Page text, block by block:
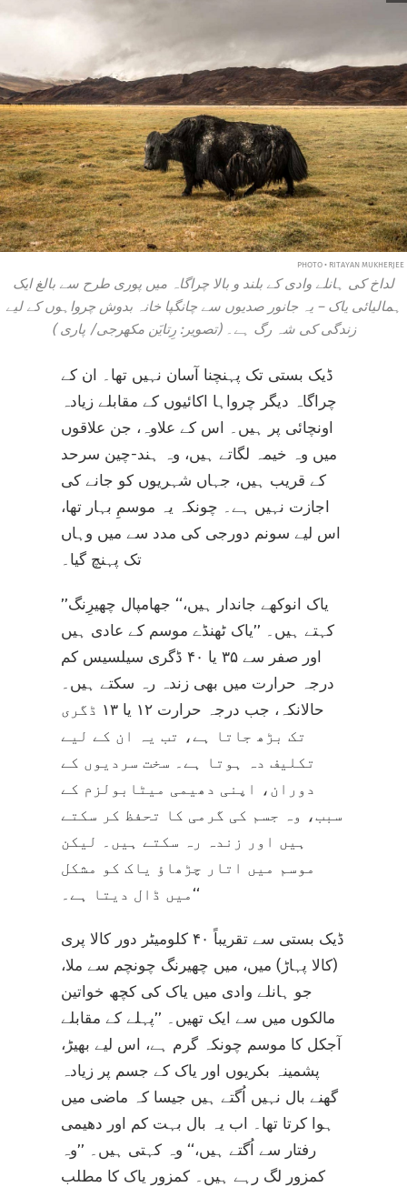
PHOTO • RITAYAN MUKHERJEE
لداخ کی ہانلے وادی کے بلند و بالا چراگاہ میں پوری طرح سے بالغ ایک
ہمالیائی یاک – یہ جانور صدیوں سے چانگپا خانہ بدوش چرواہوں کے لیے
زندگی کی شہ رگ ہے۔ (تصویر: رِتایَن مکھرجی/پاری)
ڈیک بستی تک پہنچنا آسان نہیں تھا۔ ان کے
چراگاہ دیگر چرواہا اکائیوں کے مقابلے زیادہ
اونچائی پر ہیں۔ اس کے علاوہ، جن علاقوں
میں وہ خیمہ لگاتے ہیں، وہ ہند-چین سرحد
کے قریب ہیں، جہاں شہریوں کو جانے کی
اجازت نہیں ہے۔ چونکہ یہ موسمِ بہار تھا،
اس لیے سونم دورجی کی مدد سے میں وہاں
تک پہنچ گیا۔
’’یاک انوکھے جاندار ہیں،‘‘ جھامپال چھیرِنگ
کہتے ہیں۔ ’’یاک ٹھنڈے موسم کے عادی ہیں
اور صفر سے ۳۵ یا ۴۰ ڈگری سیلسیس کم
درجہ حرارت میں بھی زندہ رہ سکتے ہیں۔
حالانکہ، جب درجہ حرارت ۱۲ یا ۱۳ ڈگری
تک بڑھ جاتا ہے، تب یہ ان کے لیے
تکلیف دہ ہوتا ہے۔ سخت سردیوں کے
دوران، اپنی دھیمی میٹابولزم کے
سبب، وہ جسم کی گرمی کا تحفظ کر سکتے
ہیں اور زندہ رہ سکتے ہیں۔ لیکن
موسم میں اتار چڑھاؤ یاک کو مشکل
میں ڈال دیتا ہے۔‘‘
ڈیک بستی سے تقریباً ۴۰ کلومیٹر دور کالا پری
(کالا پہاڑ) میں، میں چھیرنگ چونچم سے ملا،
جو ہانلے وادی میں یاک کی کچھ خواتین
مالکوں میں سے ایک تھیں۔ ’’پہلے کے مقابلے
آجکل کا موسم چونکہ گرم ہے، اس لیے بھیڑ،
پشمینہ بکریوں اور یاک کے جسم پر زیادہ
گھنے بال نہیں اُگتے ہیں جیسا کہ ماضی میں
ہوا کرتا تھا۔ اب یہ بال بہت کم اور دھیمی
رفتار سے اُگتے ہیں،‘‘ وہ کہتی ہیں۔ ’’وہ
کمزور لگ رہے ہیں۔ کمزور یاک کا مطلب